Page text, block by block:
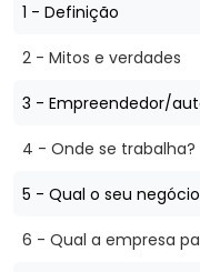
1 - Definição
2 - Mitos e verdades
3 - Empreendedor/
4 - Onde se trabalha?
5 - Qual o seu
6 - Qual a empresa